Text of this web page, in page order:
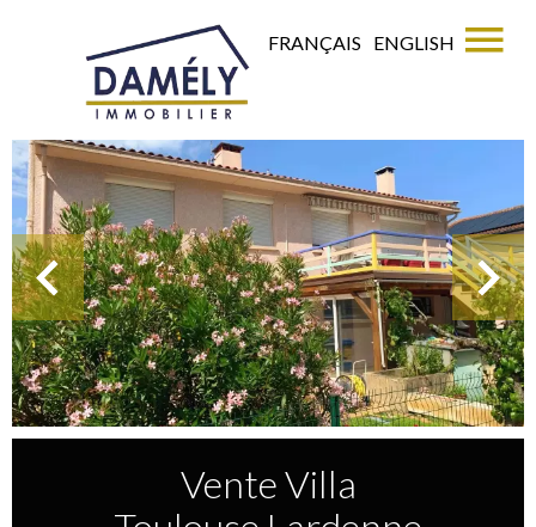
FRANÇAIS ENGLISH
Vente Villa